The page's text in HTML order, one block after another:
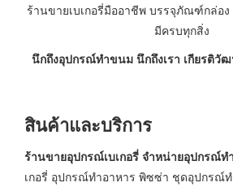
ร้านขายเบเกอรี่มืออาชีพ บรรจุภัณฑ์กล่อง
มีครบทุกสิ่ง
นึกถึงอุปกรณ์ทำขนม นึกถึงเรา เกียรติวั
สินค้าและบริการ
ร้านขายอุปกรณ์เบเกอรี่ จำหน่ายอุปกรณ์ท
เกอรี่ อุปกรณ์ทำอาหาร พิซซ่า ชุดอุปกรณ์ท